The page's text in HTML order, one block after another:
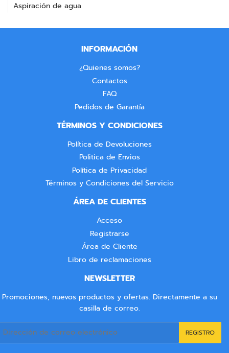
Aspiración de agua
INFORMACIÓN
¿Quienes somos?
Contactos
FAQ
Pedidos de Garantía
TÉRMINOS Y CONDICIONES
Política de Devoluciones
Politica de Envios
Política de Privacidad
Términos y Condiciones del Servicio
ÁREA DE CLIENTES
Acceso
Registrarse
Área de Cliente
Libro de reclamaciones
NEWSLETTER
Promociones, nuevos productos y ofertas. Directamente a su
casilla de correo.
REGISTRO